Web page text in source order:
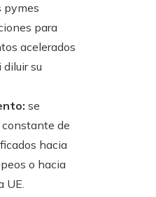
pymes
para
acelerados
su
se
constante de
hacia
o hacia
UE.